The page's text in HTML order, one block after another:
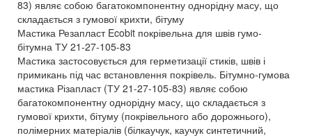
83) являє собою багатокомпонентну однорідну масу, що
складається з гумової крихти, бітуму
Мастика Резапласт Ecobit покрівельна для швів гумо-
бітумна ТУ 21-27-105-83
Мастика застосовується для герметизації стиків, швів і
примикань під час встановлення покрівель. Бітумно-гумова
мастика Різапласт (ТУ 21-27-105-83) являє собою
багатокомпонентну однорідну масу, що складається з
гумової крихти, бітуму (покрівельного або дорожнього),
полімерних матеріалів (білкаучук, каучук синтетичний,